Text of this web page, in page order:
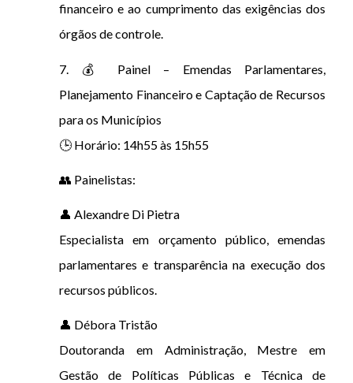
financeiro e ao cumprimento das exigências dos
órgãos de controle.
7. 💰 Painel – Emendas Parlamentares,
Planejamento Financeiro e Captação de Recursos
para os Municípios
🕒 Horário: 14h55 às 15h55
👥 Painelistas:
👤 Alexandre Di Pietra
Especialista em orçamento público, emendas
parlamentares e transparência na execução dos
recursos públicos.
👤 Débora Tristão
Doutoranda em Administração, Mestre em
Gestão de Políticas Públicas e Técnica de